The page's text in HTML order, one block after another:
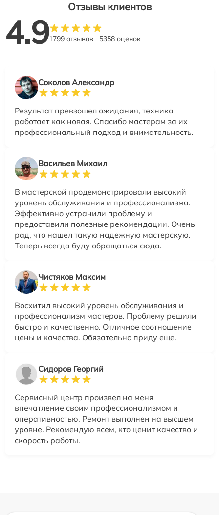
Отзывы клиентов
4.91799 отзывов 5358 оценок
Соколов Александр
Результат превзошел ожидания, техника
работает как новая. Спасибо мастерам за их
профессиональный подход и внимательность.
Васильев Михаил
В мастерской продемонстрировали высокий
уровень обслуживания и профессионализма.
Эффективно устранили проблему и
предоставили полезные рекомендации. Очень
рад, что нашел такую надежную мастерскую.
Теперь всегда буду обращаться сюда.
Чистяков Максим
Восхитил высокий уровень обслуживания и
профессионализм мастеров. Проблему решили
быстро и качественно. Отличное соотношение
цены и качества. Обязательно приду еще.
Сидоров Георгий
Сервисный центр произвел на меня
впечатление своим профессионализмом и
оперативностью. Ремонт выполнен на высшем
уровне. Рекомендую всем, кто ценит качество и
скорость работы.